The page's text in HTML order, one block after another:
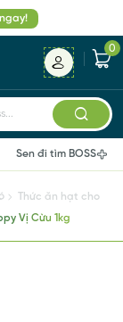
0
Sen đi tìm BOSS
Thức ăn hạt cho
Vị Cừu 1kg